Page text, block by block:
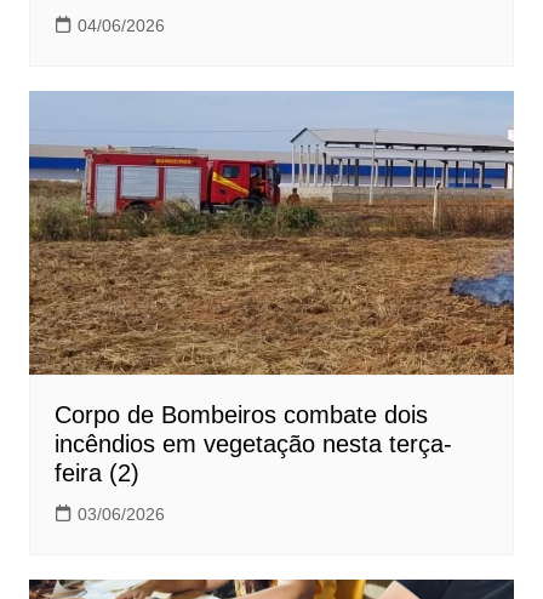
04/06/2026
Corpo de Bombeiros combate dois
incêndios em vegetação nesta terça-
feira (2)
03/06/2026